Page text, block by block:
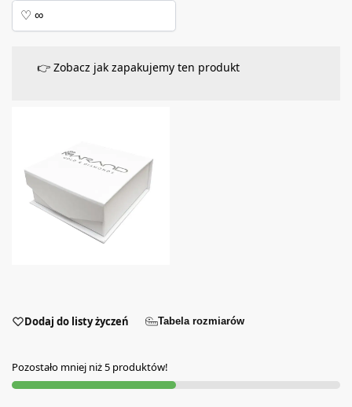
👉 Zobacz jak zapakujemy ten produkt
Dodaj do listy życzeń Tabela rozmiarów
Pozostało mniej niż 5 produktów!